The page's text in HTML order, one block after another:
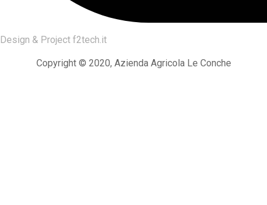
Design & Project f2tech.it
Copyright © 2020, Azienda Agricola Le Conche